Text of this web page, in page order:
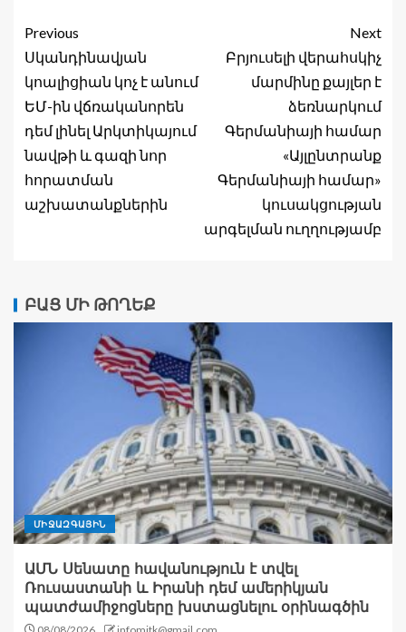
Previous
Սկանդինավյան
կոալիցիան կոչ է անում
ԵՄ-ին վճռականորեն
դեմ լինել Արկտիկայում
նավթի և գազի նոր
հորատման
աշխատանքներին
Next
Բրյուսելի վերահսկիչ
մարմինը քայլեր է
ձեռնարկում
Գերմանիայի համար
«Այլընտրանք
Գերմանիայի համար»
կուսակցության
արգելման ուղղությամբ
ԲԱՑ ՄԻ ԹՈՂԵՔ
ՄԻՋԱԶԳԱՅԻՆ
ԱՄՆ Սենատը հավանություն է տվել
Ռուսաստանի և Իրանի դեմ ամերիկյան
պատժամիջոցները խստացնելու օրինագծին